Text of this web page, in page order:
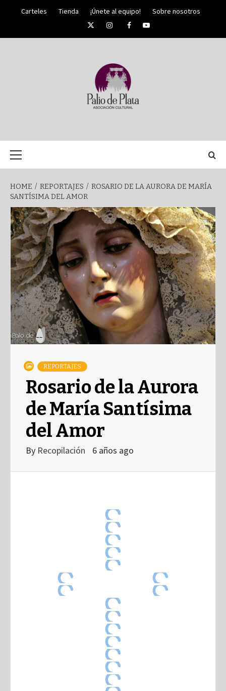
Carteles Tienda ¡Únete al equipo!
Sobre nosotros
TwitterInstagramFacebookYouTube
SEMANA
SANTA DE
MÁLAGA
HOME REPORTAJES
ROSARIO DE LA AURORA DE MARÍA
SANTÍSIMA DEL AMOR
REPORTAJES
Rosario de la Aurora
de María Santísima
del Amor
By Recopilación 6 años ago